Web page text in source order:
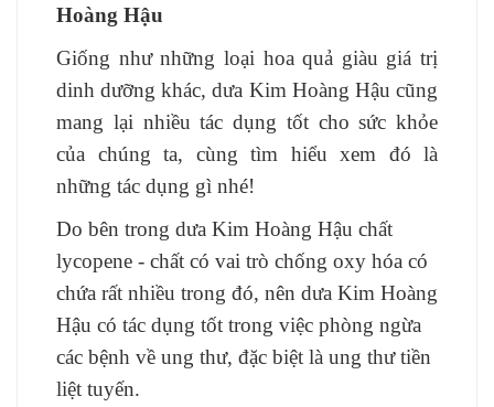
Hoàng Hậu
Giống như những loại hoa quả giàu giá trị
dinh dưỡng khác, dưa Kim Hoàng Hậu cũng
mang lại nhiều tác dụng tốt cho sức khỏe
của chúng ta, cùng tìm hiểu xem đó là
những tác dụng gì nhé!
Do bên trong dưa Kim Hoàng Hậu chất
lycopene - chất có vai trò chống oxy hóa có
chứa rất nhiều trong đó, nên dưa Kim Hoàng
Hậu có tác dụng tốt trong việc phòng ngừa
các bệnh về ung thư, đặc biệt là ung thư tiền
liệt tuyến.